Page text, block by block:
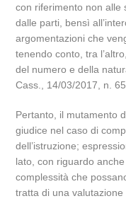
con riferimento non alle
dalle parti, bensì
argomentazioni che
tenendo conto, tra
del numero e della
Cass., 14/03/2017, n.
Pertanto, il mutamento
giudice nel caso di
dell’istruzione;
lato, con riguardo
complessità che
tratta di una